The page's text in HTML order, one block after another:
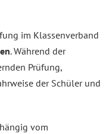
im Klassenverband
. Während der
Prüfung,
der Schüler und
vom